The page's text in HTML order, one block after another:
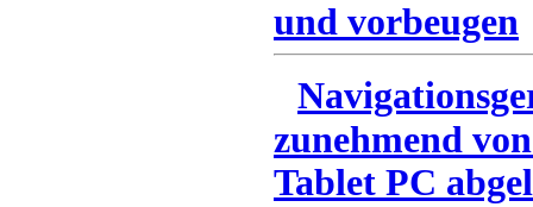
und vorbeugen
zunehmend
Tablet PC